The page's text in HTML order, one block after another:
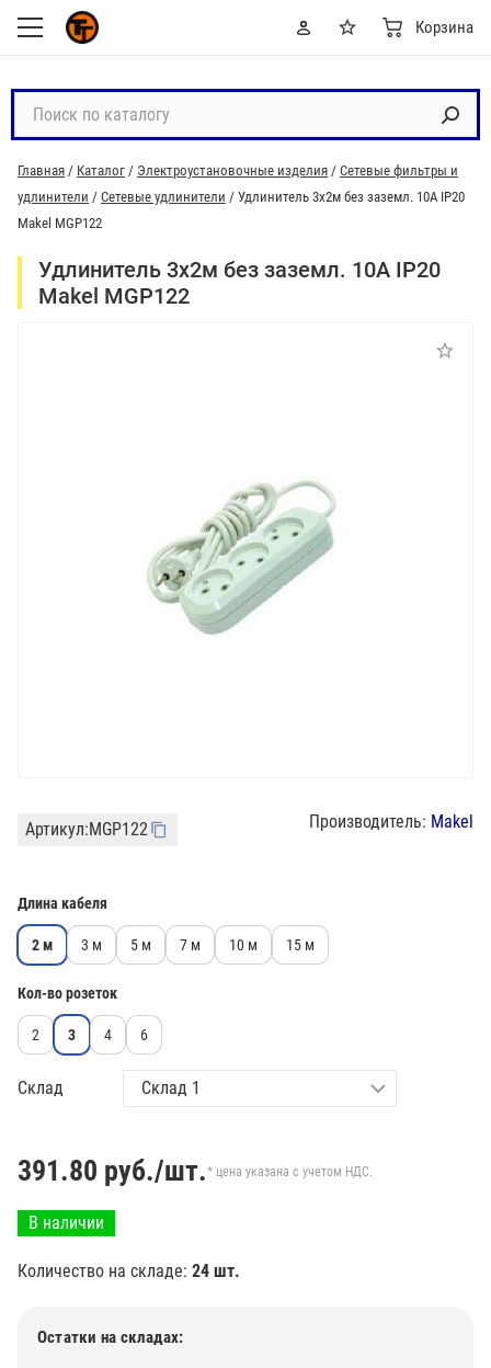
Корзина
с
к
п
о
а
Главная / Каталог / Электроустановочные изделия / Сетевые фильтры и
удлинители / Сетевые удлинители / Удлинитель 3х2м без заземл. 10А IP20
Makel MGP122
Удлинитель 3х2м без заземл. 10А IP20
Makel MGP122
Артикул:MGP122 Производитель: Makel
Длина кабеля
2 м 3 м 5 м 7 м 10 м 15 м
Кол-во розеток
2 3 4 6
Склад
391.80 руб./шт.* цена указана с учетом НДС.
В наличии
Количество на складе: 24 шт.
Остатки на складах: